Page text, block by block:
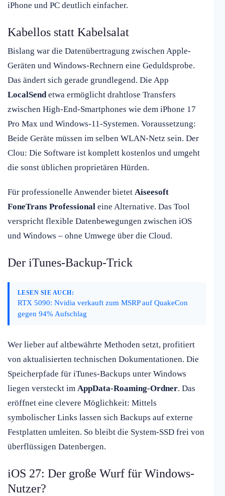
iPhone und PC deutlich einfacher.
Kabellos statt Kabelsalat
Bislang war die Datenübertragung zwischen Apple-
Geräten und Windows-Rechnern eine Geduldsprobe.
Das ändert sich gerade grundlegend. Die App
LocalSendetwa ermöglicht drahtlose Transfers
zwischen High-End-Smartphones wie dem iPhone 17
Pro Max und Windows-11-Systemen. Voraussetzung:
Beide Geräte müssen im selben WLAN-Netz sein. Der
Clou: Die Software ist komplett kostenlos und umgeht
die sonst üblichen proprietären Hürden.
Für professionelle Anwender bietet Aiseesoft
FoneTrans Professional eine Alternative. Das Tool
verspricht flexible Datenbewegungen zwischen iOS
und Windows – ohne Umwege über die Cloud.
Der iTunes-Backup-Trick
LESEN SIE AUCH:
RTX 5090: Nvidia verkauft zum MSRP auf QuakeCon
gegen 94% Aufschlag
Wer lieber auf altbewährte Methoden setzt, profitiert
von aktualisierten technischen Dokumentationen. Die
Speicherpfade für iTunes-Backups unter Windows
liegen versteckt im AppData-Roaming-Ordner. Das
eröffnet eine clevere Möglichkeit: Mittels
symbolischer Links lassen sich Backups auf externe
Festplatten umleiten. So bleibt die System-SSD frei von
überflüssigen Datenbergen.
iOS 27: Der große Wurf für Windows-
Nutzer?